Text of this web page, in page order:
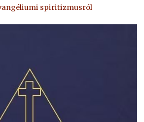
spiritizmusról